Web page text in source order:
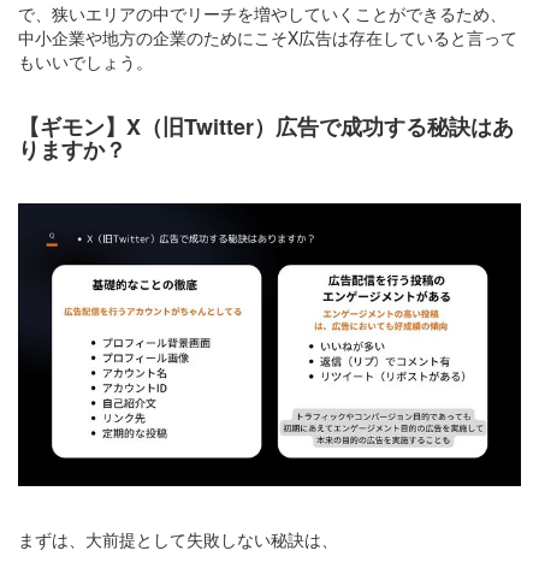
で、狭いエリアの中でリーチを増やしていくことができるため、
中小企業や地方の企業のためにこそX広告は存在していると言って
もいいでしょう。
【ギモン】X（旧Twitter）広告で成功する秘訣はあ
りますか？
まずは、大前提として失敗しない秘訣は、